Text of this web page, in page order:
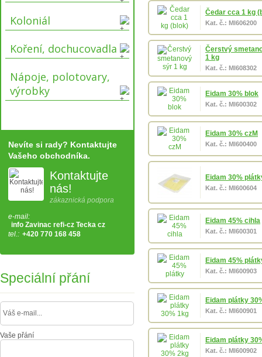
Čedar cca 1 kg
Kat. č.: Ml606200
Čerstvý
1 kg
Kat. č.: Ml608302
Eidam 30% blok
Kat. č.: Ml600302
Eidam 30% czM
Kat. č.: Ml600400
Eidam 30%
Kat. č.: Ml600604
Eidam 45% cihla
Kat. č.: Ml600301
Eidam 45%
Kat. č.: Ml600903
Eidam plátky
Kat. č.: Ml600901
Eidam plátky
Kat. č.: Ml600902
Koloniál
Koření, dochucovadla
Nápoje, polotovary,
výrobky
Nevíte si rady? Kontaktujte
Vašeho obchodníka.
Kontaktujte
nás!
zákaznická podpora
e-mail:
info Zavinac refi-cz Tecka cz
tel.: +420 770 168 458
Speciální přání
Vaše přání